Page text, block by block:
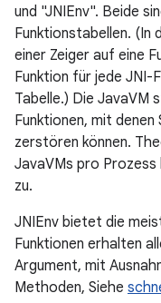
und "JNIEnv". Beide
Funktionstabellen. (In
einer Zeiger auf eine
Funktion für jede JNI-
Tabelle.) Die
Funktionen, mit denen
zerstören können.
JavaVMs pro Prozess
zu.
JNIEnv bietet die
Funktionen erhalten
Argument, mit
Methoden, Siehe